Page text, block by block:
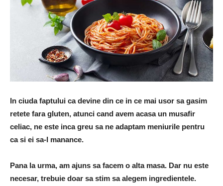
In ciuda faptului ca devine din ce in ce mai usor sa gasim
retete fara gluten, atunci cand avem acasa un musafir
celiac, ne este inca greu sa ne adaptam meniurile pentru
ca si ei sa-l manance.
Pana la urma, am ajuns sa facem o alta masa. Dar nu este
necesar, trebuie doar sa stim sa alegem ingredientele.